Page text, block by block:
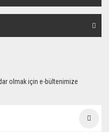
olmak için e-bültenimize